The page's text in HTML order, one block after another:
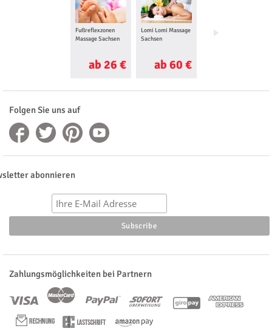
Fußreflexzonen
Massage Sachsen
ab 26 €
Lomi Lomi Massage
Sachsen
ab 60 €
Hot Stone Massage
Folgen Sie uns auf
abonnieren
Zahlungsmöglichkeiten bei Partnern